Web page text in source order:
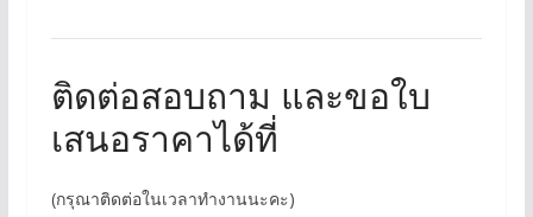
ติดต่อสอบถาม และขอใบ
เสนอราคาได้ที่
(กรุณาติดต่อในเวลาทำงานนะคะ)